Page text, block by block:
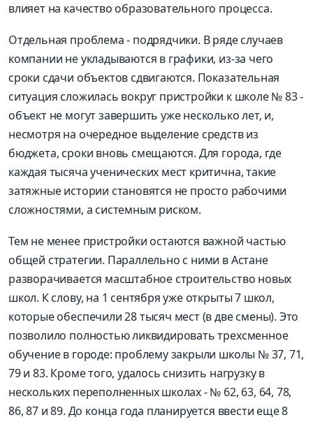
влияет на качество образовательного процесса.
Отдельная проблема - подрядчики. В ряде случаев
компании не укладываются в графики, из-за чего
сроки сдачи объектов сдвигаются. Показательная
ситуация сложилась вокруг пристройки к школе № 83 -
объект не могут завершить уже несколько лет, и,
несмотря на очередное выделение средств из
бюджета, сроки вновь смещаются. Для города, где
каждая тысяча ученичес­ких мест критична, такие
затяжные истории становятся не просто рабочими
сложностями, а системным риском.
Тем не менее пристройки остаются важной частью
общей стратегии. Параллельно с ними в Астане
разворачивается масштабное строительство новых
школ. К слову, на 1 сентября уже открыты 7 школ,
которые обес­печили 28 тысяч мест (в две смены). Это
позволило полностью ликвидировать трехсменное
обучение в городе: проблему закрыли школы № 37, 71,
79 и 83. Кроме того, удалось снизить нагрузку в
нескольких переполненных школах - № 62, 63, 64, 78,
86, 87 и 89. До конца года планируется ввести еще 8